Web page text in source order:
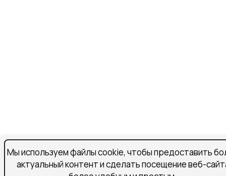
Мы используем файлы cookie, чтобы предоставить
актуальный контент и сделать посещение веб-